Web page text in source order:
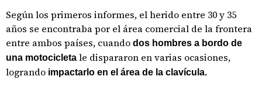
Según los primeros informes, el herido entre 30 y 35
años se encontraba por el área comercial de la frontera
entre ambos países, cuando dos hombres a bordo de
una motocicleta le dispararon en varias ocasiones,
logrando impactarlo en el área de la clavícula.